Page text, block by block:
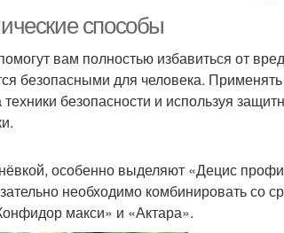
способы
вам полностью избавиться от
безопасными для человека.
безопасности и используя
особенно выделяют «Децис
необходимо комбинировать со
макси» и «Актара».